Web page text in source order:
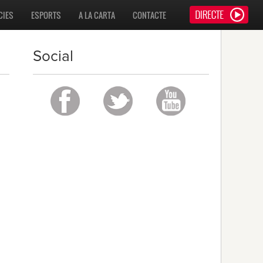
CONTACTE
A LA CARTA
ESPORTS
Social